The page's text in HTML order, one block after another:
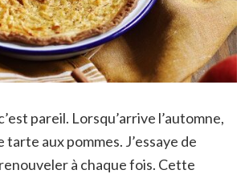
pareil. Lorsqu’arrive l’automne,
tarte aux pommes. J’essaye de
à chaque fois. Cette